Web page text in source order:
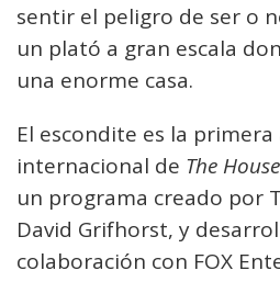
sentir el peligro de ser o
un plató a gran escala
una enorme casa.
El escondite es la
internacional de The
un programa creado por
David Grifhorst, y
colaboración con FOX